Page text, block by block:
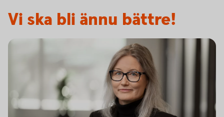
Vi ska bli ännu bättre!